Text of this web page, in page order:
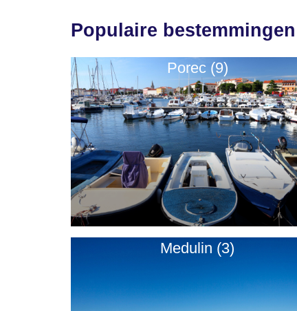
Populaire
Porec (9)
Medulin (3)